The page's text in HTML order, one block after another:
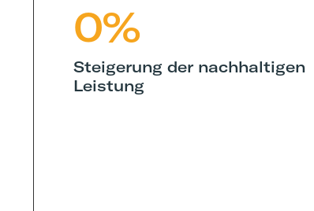
0%
Steigerung der nachhaltigen
Leistung